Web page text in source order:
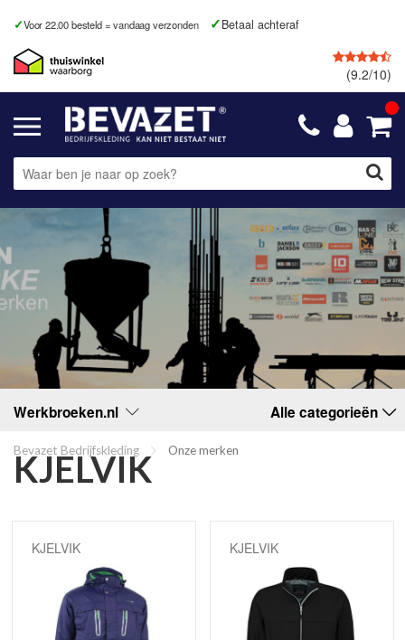
Voor 22.00 besteld = vandaag verzonden Betaal achteraf
(9.2/10)
Werkbroeken.nl Alle categorieën
Bevazet Bedrijfskleding Onze merken
KJELVIK
KJELVIK KJELVIK